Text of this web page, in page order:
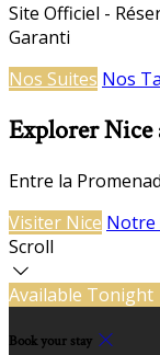
Site Officiel -
Garanti
Nos Suites Nos
Explorer Nice
Entre la
Visiter Nice Notre
Scroll
Available Tonight
Book your stay